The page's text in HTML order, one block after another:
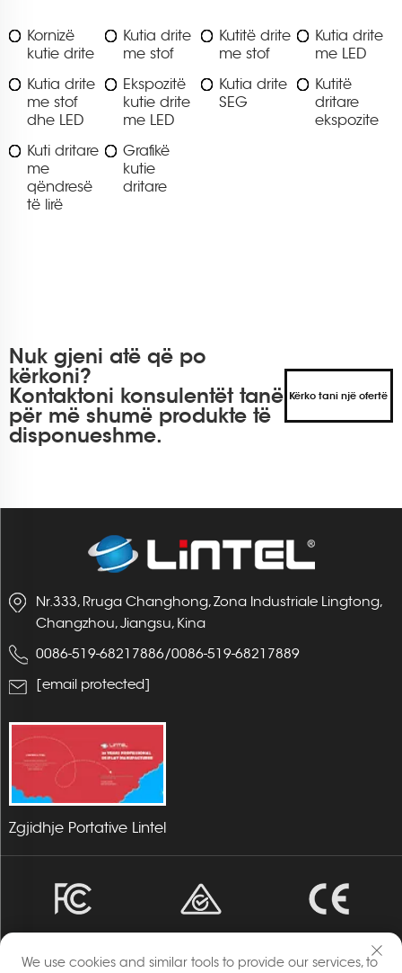
Kornizë
kutie drite
Kutia drite
me stof
Kutitë drite
me stof
Kutia drite
me LED
Kutia drite
me stof
dhe LED
Ekspozitë
kutie drite
me LED
Kutia drite
SEG
Kutitë
dritare
ekspozite
Kuti dritare
me
qëndresë
të lirë
Grafikë
kutie
dritare
Nuk gjeni atë që po
kërkoni?
Kontaktoni konsulentët tanë
për më shumë produkte të
disponueshme.
Kërko tani një ofertë
Nr.333, Rruga Changhong, Zona Industriale Lingtong,
Changzhou, Jiangsu, Kina
0086-519-68217886/0086-519-68217889
[email protected]
Zgjidhje Portative Lintel
We use cookies and similar tools to provide our services, to